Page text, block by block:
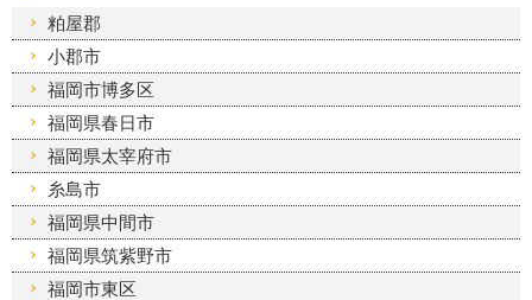
粕屋郡
小郡市
福岡市博多区
福岡県春日市
福岡県太宰府市
糸島市
福岡県中間市
福岡県筑紫野市
福岡市東区